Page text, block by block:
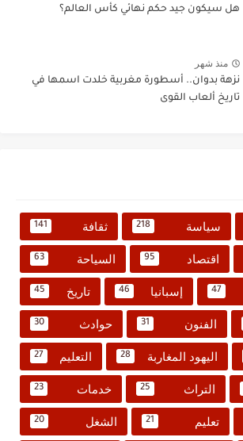
هل سيكون جيد حكم نهائي كأس العالم؟
منذ شهر
نزهة بدوان.. أسطورة مغربية خلدت اسمها في
تاريخ ألعاب القوى
سياسة 218 ثقافة 141
اقتصاد 95 السياحة 63
47 إسبانيا 46 تاريخ 45
الفنون 31 حوادث 30
اليهود المغاربة 28 التعليم 27
التراث 25 خدمات 23
تعليم 21 الشغل 20